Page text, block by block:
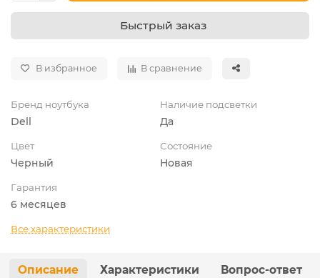
Быстрый заказ
В избранное В сравнение
Бренд ноутбука
Dell
Наличие подсветки
Да
Цвет
Черный
Состояние
Новая
Гарантия
6 месяцев
Все характеристики
Описание Характеристики Вопрос-ответ